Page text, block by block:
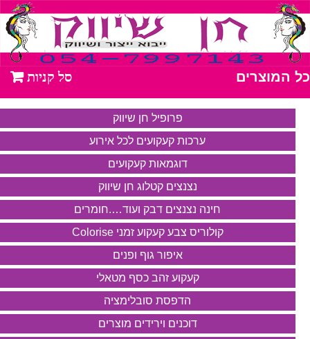
כל המוצרים
פרופיל חן שיווק
ערכות קעקועים לכל אירוע
דוגמאות קעקועים
נצנצים קטלוג חן שיווק
חינה נצנצים דבק ועוד….חומרים
קולוריס צבע קעקוע זמני Colorise
איפור גוף ופנים
קעקוע זהב כסף מטאלי
הדפסת סובלימציה
דוכנים וירידים מוצרים